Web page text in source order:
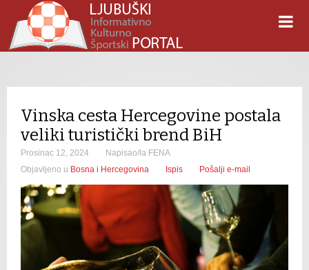
Vinska cesta Hercegovine postala
veliki turistički brend BiH
Prosinac 12, 2024
Napisao/la FENA
Objavljeno u Bosna i Hercegovina Ispis Pošalji e-mail